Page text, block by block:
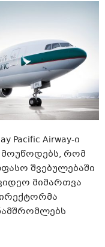
Pacific Airway-ი
მოუწოდებს, რომ
შვებულებაში
მიმართვა